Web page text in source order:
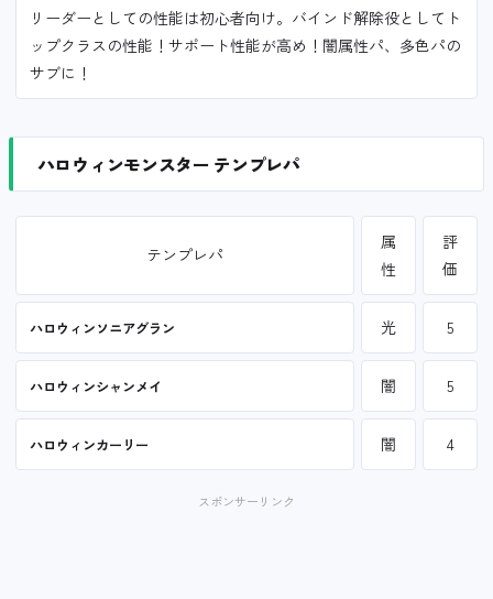
リーダーとしての性能は初心者向け。バインド解除役としてト
ップクラスの性能！サポート性能が高め！闇属性パ、多色パの
サブに！
ハロウィンモンスター テンプレパ
テンプレパ
属
性
評
価
ハロウィンソニアグラン 光 5
ハロウィンシャンメイ 闇 5
ハロウィンカーリー 闇 4
スポンサーリンク